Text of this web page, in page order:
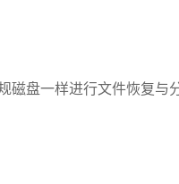
盘一样进行文件恢复与